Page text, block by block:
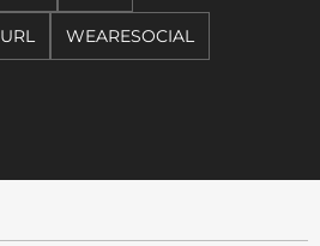
URL WEARESOCIAL